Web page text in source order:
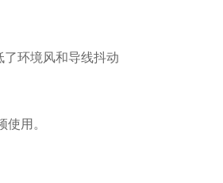
环境风和导线抖动
用。